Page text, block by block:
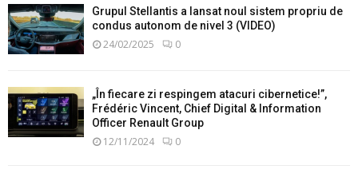
Grupul Stellantis a lansat noul sistem propriu de
condus autonom de nivel 3 (VIDEO)
24/02/2025 0
„În fiecare zi respingem atacuri cibernetice!”,
Frédéric Vincent, Chief Digital & Information
Officer Renault Group
12/11/2024 0